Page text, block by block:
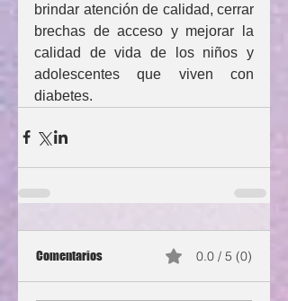
brindar atención de calidad, cerrar
brechas de acceso y mejorar la
calidad de vida de los niños y
adolescentes que viven con
diabetes.
Comentarios 0.0 / 5 (0)